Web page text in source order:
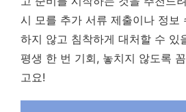
시 모를 추가 서류 제출이나 정보
하지 않고 침착하게 대처할 수 있
평생 한 번 기회, 놓치지 않도록
고요!